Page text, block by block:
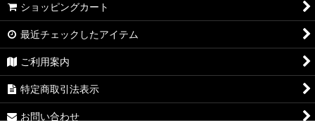
ショッピングカート
最近チェックしたアイテム
ご利用案内
特定商取引法表示
お問い合わせ